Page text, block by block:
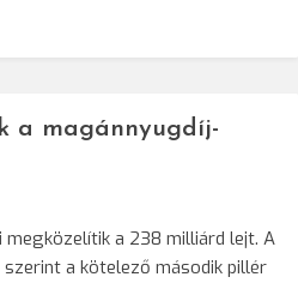
a magánnyugdíj-
a 238 milliárd lejt. A
a kötelező második pillér